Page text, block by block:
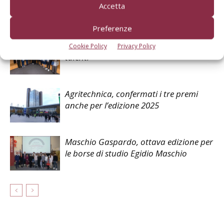
Accetta
Preferenze
Cookie Policy Privacy Policy
Claas Foundation premia i giovani
talenti
Agritechnica, confermati i tre premi
anche per l’edizione 2025
Maschio Gaspardo, ottava edizione per
le borse di studio Egidio Maschio